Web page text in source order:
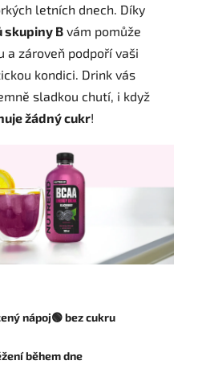
letních dnech. Díky
skupiny B vám pomůže
a zároveň podpoří vaši
kondici. Drink vás
sladkou chutí, i když
žádný cukr!
nápoj🟢 bez cukru
během dne